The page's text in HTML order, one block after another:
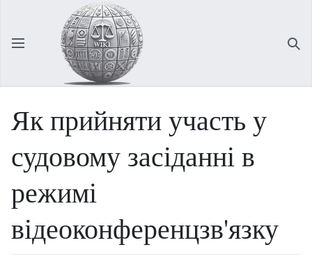
Відкрити головне меню
Як прийняти участь у
судовому засіданні в
режимі
відеоконференцзв'язку